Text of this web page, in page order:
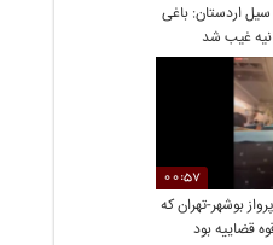
اردستان: باغی
غیب شد
00:57
بوشهر-تهران که
قضاییه بود